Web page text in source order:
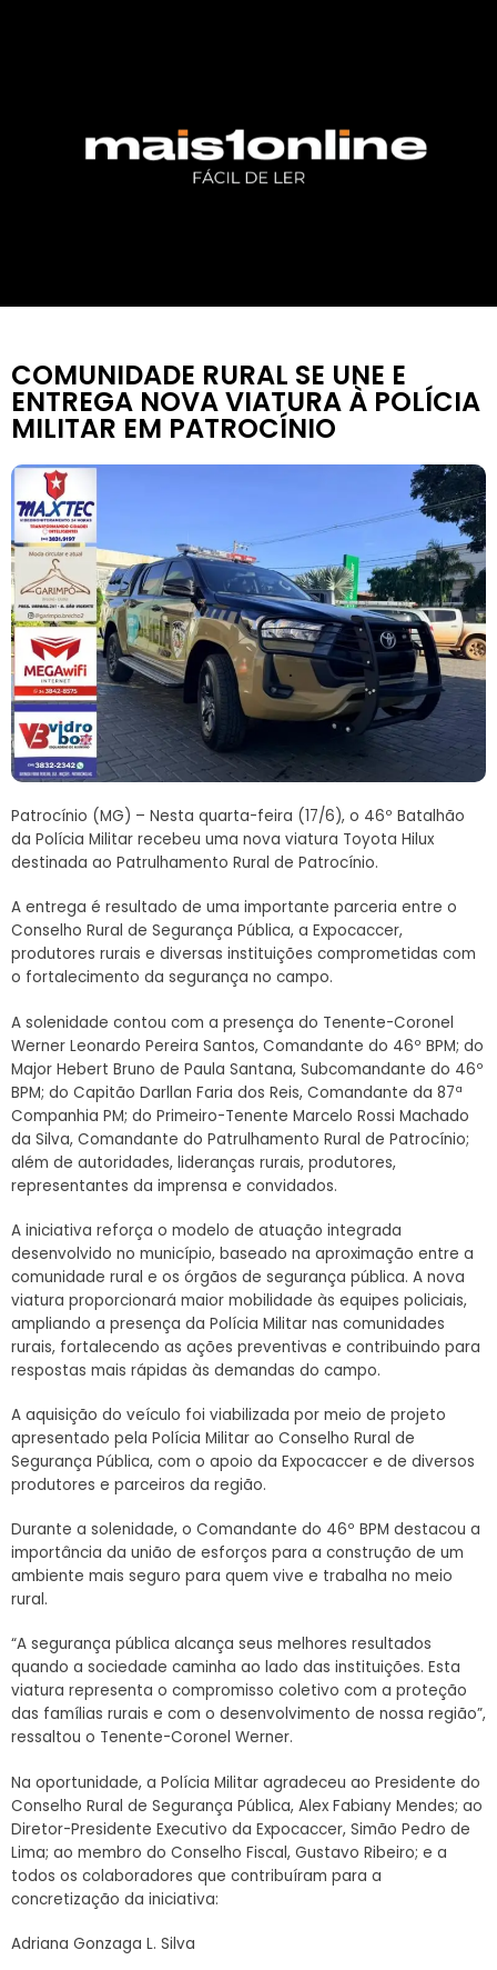
COMUNIDADE RURAL SE UNE E
ENTREGA NOVA VIATURA À POLÍCIA
MILITAR EM PATROCÍNIO
Patrocínio (MG) – Nesta quarta-feira (17/6), o 46º Batalhão
da Polícia Militar recebeu uma nova viatura Toyota Hilux
destinada ao Patrulhamento Rural de Patrocínio.
A entrega é resultado de uma importante parceria entre o
Conselho Rural de Segurança Pública, a Expocaccer,
produtores rurais e diversas instituições comprometidas com
o fortalecimento da segurança no campo.
A solenidade contou com a presença do Tenente-Coronel
Werner Leonardo Pereira Santos, Comandante do 46º BPM; do
Major Hebert Bruno de Paula Santana, Subcomandante do 46º
BPM; do Capitão Darllan Faria dos Reis, Comandante da 87ª
Companhia PM; do Primeiro-Tenente Marcelo Rossi Machado
da Silva, Comandante do Patrulhamento Rural de Patrocínio;
além de autoridades, lideranças rurais, produtores,
representantes da imprensa e convidados.
A iniciativa reforça o modelo de atuação integrada
desenvolvido no município, baseado na aproximação entre a
comunidade rural e os órgãos de segurança pública. A nova
viatura proporcionará maior mobilidade às equipes policiais,
ampliando a presença da Polícia Militar nas comunidades
rurais, fortalecendo as ações preventivas e contribuindo para
respostas mais rápidas às demandas do campo.
A aquisição do veículo foi viabilizada por meio de projeto
apresentado pela Polícia Militar ao Conselho Rural de
Segurança Pública, com o apoio da Expocaccer e de diversos
produtores e parceiros da região.
Durante a solenidade, o Comandante do 46º BPM destacou a
importância da união de esforços para a construção de um
ambiente mais seguro para quem vive e trabalha no meio
rural.
“A segurança pública alcança seus melhores resultados
quando a sociedade caminha ao lado das instituições. Esta
viatura representa o compromisso coletivo com a proteção
das famílias rurais e com o desenvolvimento de nossa região”,
ressaltou o Tenente-Coronel Werner.
Na oportunidade, a Polícia Militar agradeceu ao Presidente do
Conselho Rural de Segurança Pública, Alex Fabiany Mendes; ao
Diretor-Presidente Executivo da Expocaccer, Simão Pedro de
Lima; ao membro do Conselho Fiscal, Gustavo Ribeiro; e a
todos os colaboradores que contribuíram para a
concretização da iniciativa:
Adriana Gonzaga L. Silva